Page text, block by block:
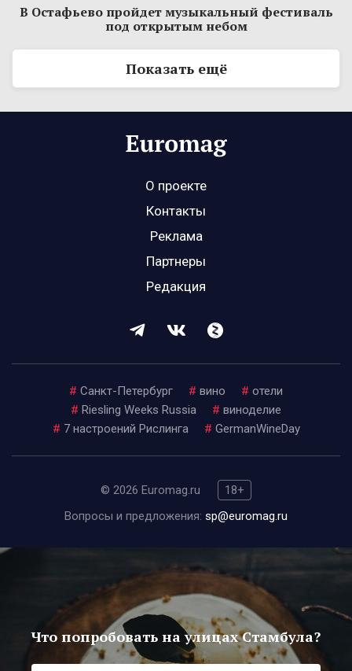
В Остафьево пройдет музыкальный фестиваль
под открытым небом
Показать ещё
О проекте
Контакты
Реклама
Партнеры
Редакция
# Санкт-Петербург # вино # отели
# Riesling Weeks Russia # виноделие
# 7 настроений Рислинга # GermanWineDay
© 2026 Euromag.ru
18+
Вопросы и предложения: sp@euromag.ru
Что попробовать на улицах Стамбула?